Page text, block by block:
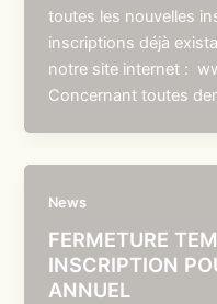
toutes les nouvelles
inscriptions déjà
notre site internet :
Concernant toutes
News
FERMETURE
INSCRIPTION
ANNUEL